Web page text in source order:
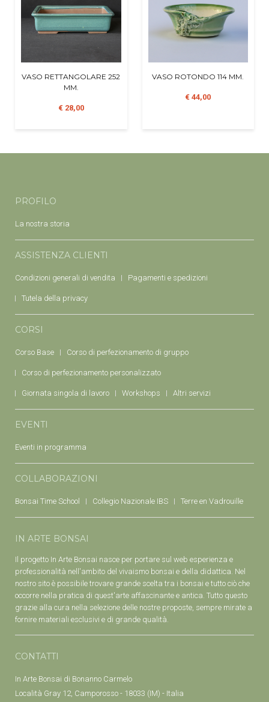
VASO RETTANGOLARE 252
MM.
€ 28,00
VASO ROTONDO 114 MM.
€ 44,00
PROFILO
La nostra storia
ASSISTENZA CLIENTI
Condizioni generali di vendita Pagamenti e spedizioni
Tutela della privacy
CORSI
Corso Base Corso di perfezionamento di gruppo
Corso di perfezionamento personalizzato
Giornata singola di lavoro Workshops Altri servizi
EVENTI
Eventi in programma
COLLABORAZIONI
Bonsai Time School Collegio Nazionale IBS Terre en Vadrouille
IN ARTE BONSAI
Il progetto In Arte Bonsai nasce per portare sul web esperienza e
professionalità nell'ambito del vivaismo bonsai e della didattica. Nel
nostro sito è possibile trovare grande scelta tra i bonsai e tutto ciò che
occorre nella pratica di quest'arte affascinante e antica. Tutto questo
grazie alla cura nella selezione delle nostre proposte, sempre mirate a
fornire materiali esclusivi e di grande qualità.
CONTATTI
In Arte Bonsai di Bonanno Carmelo
Località Gray 12, Camporosso - 18033 (IM) - Italia